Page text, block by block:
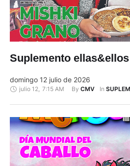
Suplemento ellas&ellos
domingo 12 julio de 2026
julio 12 7:15 AM By CMV In